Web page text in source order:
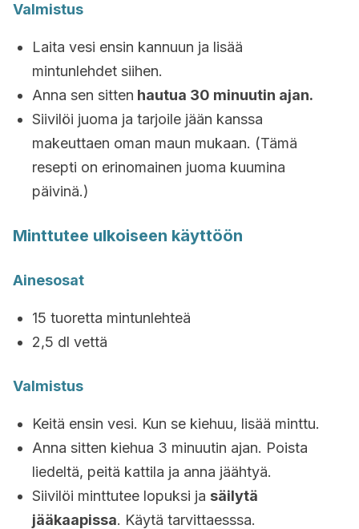
Valmistus
Laita vesi ensin kannuun ja lisää
mintunlehdet siihen.
Anna sen sitten hautua 30 minuutin ajan.
Siivilöi juoma ja tarjoile jään kanssa
makeuttaen oman maun mukaan. (Tämä
resepti on erinomainen juoma kuumina
päivinä.)
Minttutee ulkoiseen käyttöön
Ainesosat
15 tuoretta mintunlehteä
2,5 dl vettä
Valmistus
Keitä ensin vesi. Kun se kiehuu, lisää minttu.
Anna sitten kiehua 3 minuutin ajan. Poista
liedeltä, peitä kattila ja anna jäähtyä.
Siivilöi minttutee lopuksi ja säilytä
jääkaapissa. Käytä tarvittaesssa.